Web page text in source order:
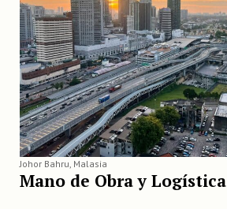
Johor Bahru, Malasia
Mano de Obra y Logística